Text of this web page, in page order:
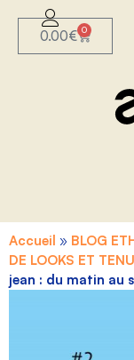
0.00€ 0
Accueil » BLOG
DE LOOKS ET
jean : du matin au